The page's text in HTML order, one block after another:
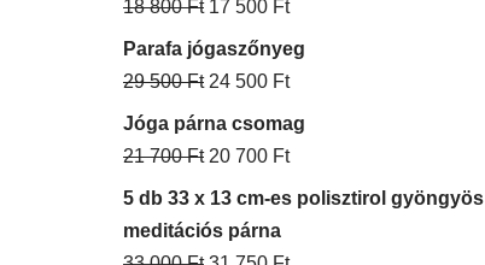
18 800Ft 17 500 Ft
Parafa jógaszőnyeg
29 500Ft 24 500 Ft
Jóga párna csomag
21 700Ft 20 700 Ft
5 db 33 x 13 cm-es polisztirol gyöngyös
meditációs párna